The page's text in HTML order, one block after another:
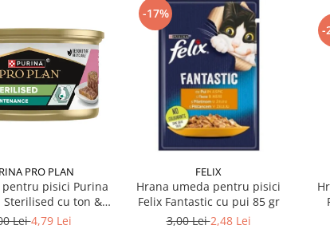
PRO PLAN
pentru pisici Purina
Sterilised cu ton &
85 gr
Lei4,79 Lei
-17%
FELIX
Hrana umeda pentru pisici
Felix Fantastic cu pui 85 gr
3,00 Lei2,48 Lei
-